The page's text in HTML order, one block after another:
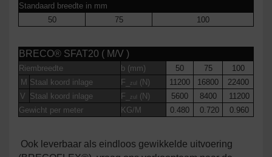
Standaard breedte in mm
50
75 100
BRECO® SFAT20 ( M/V )
Riembreedte b (mm) 50 75
100
M Staal koord inlage F_ zul (N) 11200 16800
22400
V Staal koord inlage F_ zul (N) 5600 8400
11200
Gewicht per meter
KG/M 0.480 0.720 0.960
Ook leverbaar als eindloos gewikkelde uitvoering